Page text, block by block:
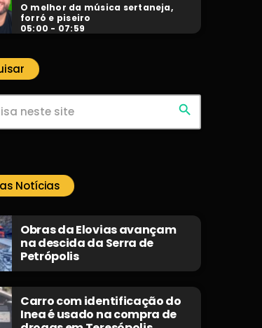
O melhor da música sertaneja,
forró e piseiro
05:00 - 07:59
search
Notícias
Obras da Elovias avançam
na descida da Serra de
Petrópolis
Carro com identificação do
Inea é usado na compra de